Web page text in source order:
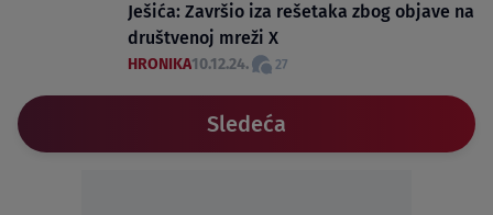
Ješića: Završio iza rešetaka zbog objave na
društvenoj mreži X
HRONIKA10.12.24. 27
Sledeća